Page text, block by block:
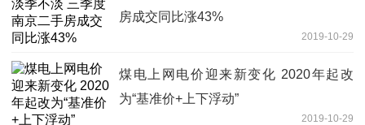
房成交同比涨43%
2019-10-29
煤电上网电价迎来新变化 2020年起改
为“基准价+上下浮动”
2019-10-29